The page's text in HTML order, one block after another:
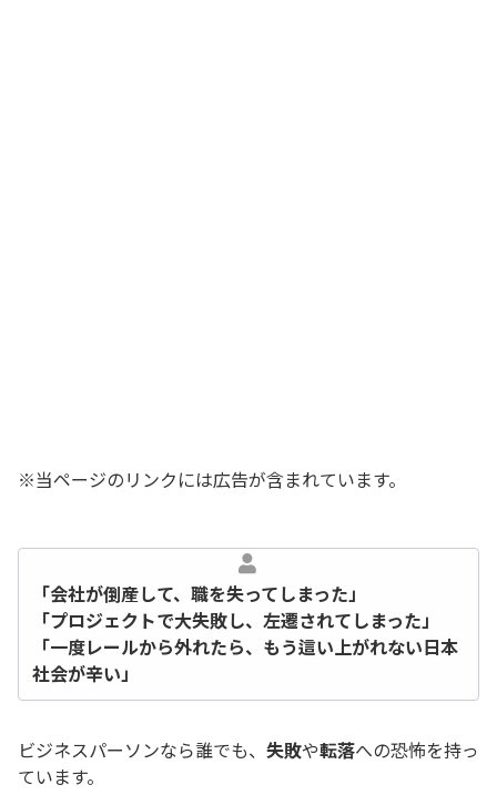
※当ページのリンクには広告が含まれています。
「会社が倒産して、職を失ってしまった」
「プロジェクトで大失敗し、左遷されてしまった」
「一度レールから外れたら、もう這い上がれない日本
社会が辛い」
ビジネスパーソンなら誰でも、 失敗や転落への恐怖を持っ
ています。